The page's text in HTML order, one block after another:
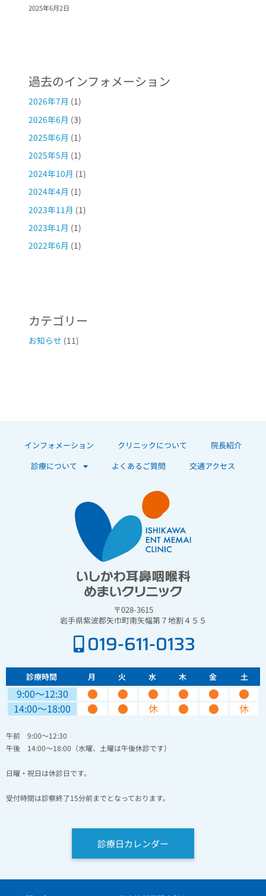
2025年6月2日
過去のインフォメーション
2026年7月 (1)
2026年6月 (3)
2025年6月 (1)
2025年5月 (1)
2024年10月 (1)
2024年4月 (1)
2023年11月 (1)
2023年1月 (1)
2022年6月 (1)
カテゴリー
お知らせ (11)
インフォメーション クリニックについて
院長紹介
診療について
よくあるご質問 交通アクセス
〒028-3615
岩手県紫波郡矢巾町南矢幅第７地割４５５
019-611-0133
診療時間 月 火 水 木 金 土
9:00〜12:30 ● ● ● ● ● ●
14:00〜18:00 ● ● 休 ● ● 休
午前 9:00～12:30
午後 14:00～18:00（水曜、土曜は午後休診です）
日曜・祝日は休診日です。
受付時間は診察終了15分前までとなっております。
診療日カレンダー